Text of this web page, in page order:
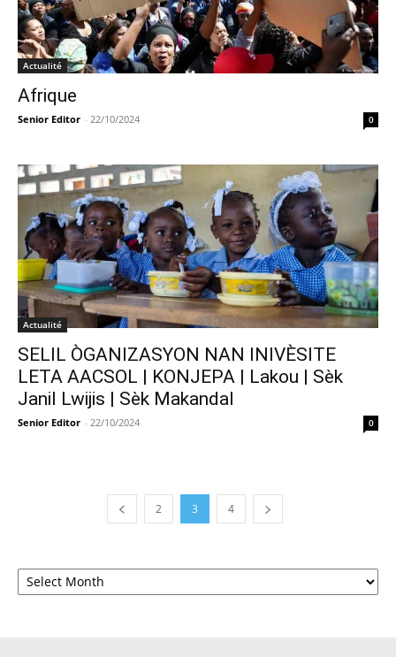
Actualité
Afrique
Senior Editor - 22/10/2024 0
Actualité
SELIL ÒGANIZASYON NAN INIVÈSITE
LETA AACSOL | KONJEPA | Lakou | Sèk
Janil Lwijis | Sèk Makandal
Senior Editor - 22/10/2024 0
2 3 4
Archives